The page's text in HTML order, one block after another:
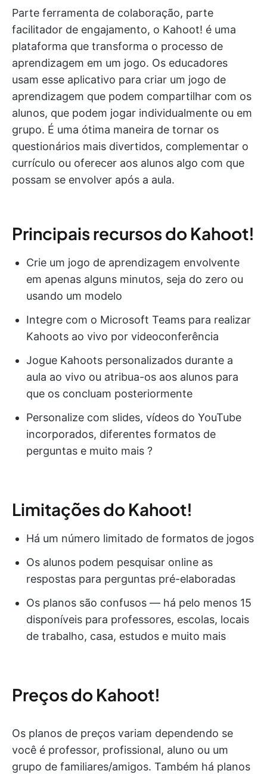
Parte ferramenta de colaboração, parte
facilitador de engajamento, o Kahoot! é uma
plataforma que transforma o processo de
aprendizagem em um jogo. Os educadores
usam esse aplicativo para criar um jogo de
aprendizagem que podem compartilhar com os
alunos, que podem jogar individualmente ou em
grupo. É uma ótima maneira de tornar os
questionários mais divertidos, complementar o
currículo ou oferecer aos alunos algo com que
possam se envolver após a aula.
Principais recursos do Kahoot!
Crie um jogo de aprendizagem envolvente
em apenas alguns minutos, seja do zero ou
usando um modelo
Integre com o Microsoft Teams para realizar
Kahoots ao vivo por videoconferência
Jogue Kahoots personalizados durante a
aula ao vivo ou atribua-os aos alunos para
que os concluam posteriormente
Personalize com slides, vídeos do YouTube
incorporados, diferentes formatos de
perguntas e muito mais ?
Limitações do Kahoot!
Há um número limitado de formatos de jogos
Os alunos podem pesquisar online as
respostas para perguntas pré-elaboradas
Os planos são confusos — há pelo menos 15
disponíveis para professores, escolas, locais
de trabalho, casa, estudos e muito mais
Preços do Kahoot!
Os planos de preços variam dependendo se
você é professor, profissional, aluno ou um
grupo de familiares/amigos. Também há planos